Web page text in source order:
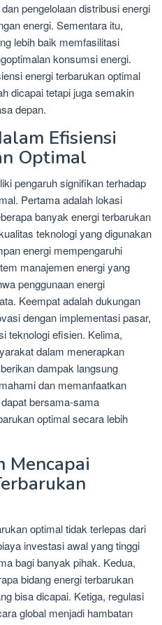
pengelolaan distribusi energi
energi. Sementara itu,
lebih baik memfasilitasi
konsumsi energi.
energi terbarukan optimal
dicapai tetapi juga semakin
depan.
Efisiensi
Optimal
pengaruh signifikan terhadap
Pertama adalah lokasi
banyak energi terbarukan
teknologi yang digunakan
energi mempengaruhi
manajemen energi yang
penggunaan energi
Keempat adalah dukungan
dengan implementasi pasar,
teknologi efisien. Kelima,
dalam menerapkan
dampak langsung
dan memanfaatkan
bersama-sama
optimal secara lebih
Mencapai
optimal tidak terlepas dari
investasi awal yang tinggi
bagi banyak pihak. Kedua,
bidang energi terbarukan
bisa dicapai. Ketiga, regulasi
global menjadi hambatan